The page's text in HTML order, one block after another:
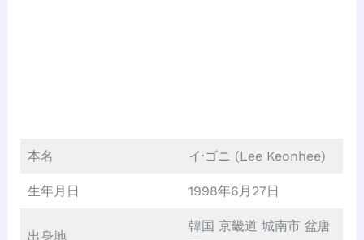
本名 イ·ゴニ (Lee Keonhee)
生年月日 1998年6月27日
出身地
韓国 京畿道 城南市 盆唐